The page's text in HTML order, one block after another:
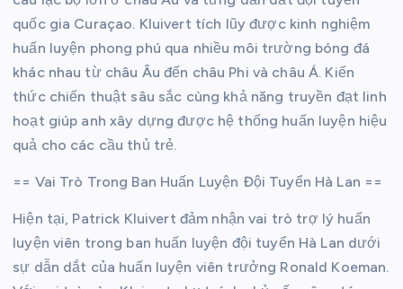
quốc gia Curaçao. Kluivert tích lũy được kinh nghiệm
huấn luyện phong phú qua nhiều môi trường bóng đá
khác nhau từ châu Âu đến châu Phi và châu Á. Kiến
thức chiến thuật sâu sắc cùng khả năng truyền đạt linh
hoạt giúp anh xây dựng được hệ thống huấn luyện hiệu
quả cho các cầu thủ trẻ.
== Vai Trò Trong Ban Huấn Luyện Đội Tuyển Hà Lan ==
Hiện tại, Patrick Kluivert đảm nhận vai trò trợ lý huấn
luyện viên trong ban huấn luyện đội tuyển Hà Lan dưới
sự dẫn dắt của huấn luyện viên trưởng Ronald Koeman.